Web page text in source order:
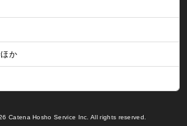
か
Catena Hosho Service Inc. All rights reserved.